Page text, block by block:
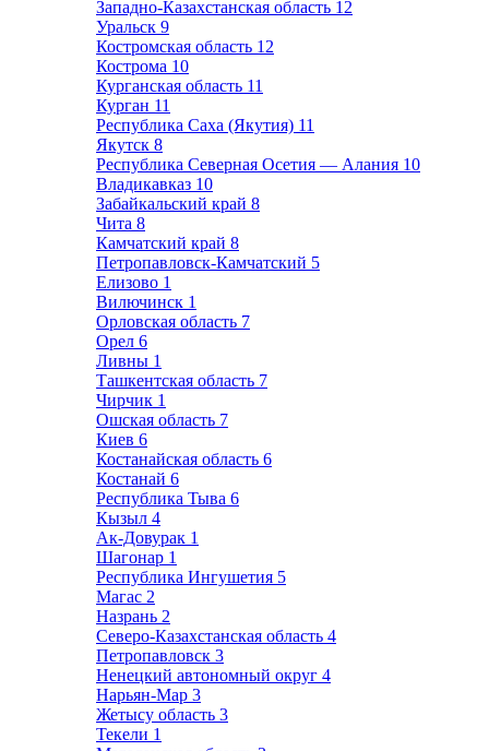
Западно-Казахстанская область 12
Уральск 9
Костромская область 12
Кострома 10
Курганская область 11
Курган 11
Республика Саха (Якутия) 11
Якутск 8
Республика Северная Осетия — Алания 10
Владикавказ 10
Забайкальский край 8
Чита 8
Камчатский край 8
Петропавловск-Камчатский 5
Елизово 1
Вилючинск 1
Орловская область 7
Орел 6
Ливны 1
Ташкентская область 7
Чирчик 1
Ошская область 7
Киев 6
Костанайская область 6
Костанай 6
Республика Тыва 6
Кызыл 4
Ак-Довурак 1
Шагонар 1
Республика Ингушетия 5
Магас 2
Назрань 2
Северо-Казахстанская область 4
Петропавловск 3
Ненецкий автономный округ 4
Нарьян-Мар 3
Жетысу область 3
Текели 1